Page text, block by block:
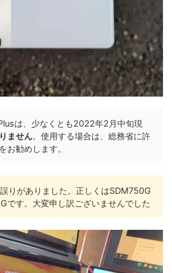
は、少なくとも2022年2月中旬現
ません。使用する場合は、総務省に許
お勧めします。
りがありました。正しくはSDM750G
です。大変申し訳ございませんでした